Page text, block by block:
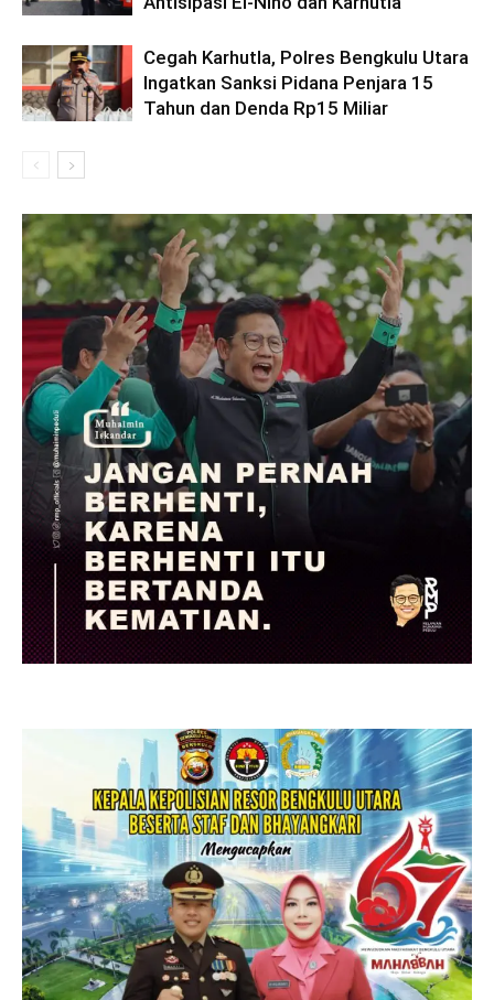
Cegah Karhutla, Polres Bengkulu Utara
Ingatkan Sanksi Pidana Penjara 15
Tahun dan Denda Rp15 Miliar